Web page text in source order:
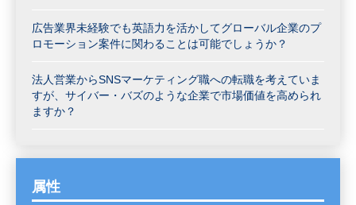
広告業界未経験でも英語力を活かしてグローバル企業のプ
ロモーション案件に関わることは可能でしょうか？
法人営業からSNSマーケティング職への転職を考えていま
すが、サイバー・バズのような企業で市場価値を高められ
ますか？
属性